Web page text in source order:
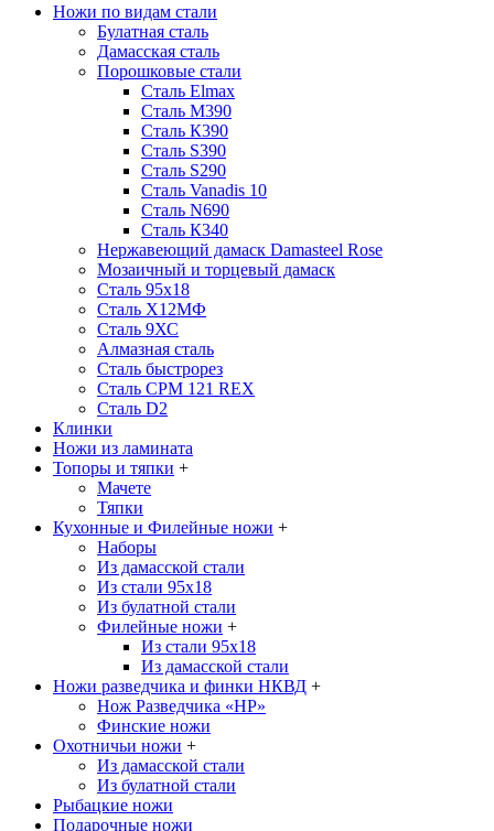
Ножи по видам стали
Булатная сталь
Дамасская сталь
Порошковые стали
Сталь Elmax
Сталь М390
Сталь К390
Сталь S390
Сталь S290
Сталь Vanadis 10
Сталь N690
Сталь К340
Нержавеющий дамаск Damasteel Rose
Мозаичный и торцевый дамаск
Сталь 95х18
Сталь Х12МФ
Сталь 9ХС
Алмазная сталь
Сталь быстрорез
Сталь CPM 121 REX
Сталь D2
Клинки
Ножи из ламината
Топоры и тяпки +
Мачете
Тяпки
Кухонные и Филейные ножи +
Наборы
Из дамасской стали
Из стали 95х18
Из булатной стали
Филейные ножи +
Из стали 95х18
Из дамасской стали
Ножи разведчика и финки НКВД +
Нож Разведчика «НР»
Финские ножи
Охотничьи ножи +
Из дамасской стали
Из булатной стали
Рыбацкие ножи
Подарочные ножи